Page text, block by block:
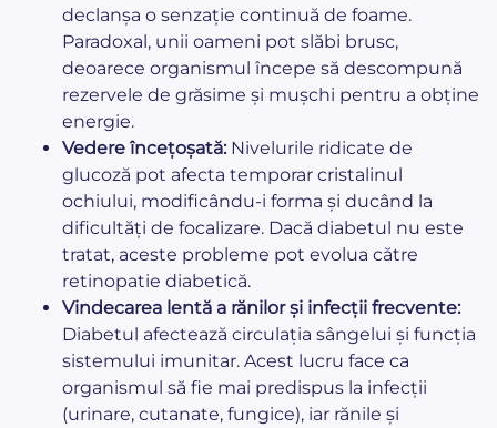
declanșa o senzație continuă de foame.
Paradoxal, unii oameni pot slăbi brusc,
deoarece organismul începe să descompună
rezervele de grăsime și mușchi pentru a obține
energie.
Vedere încețoșată:Nivelurile ridicate de
glucoză pot afecta temporar cristalinul
ochiului, modificându-i forma și ducând la
dificultăți de focalizare. Dacă diabetul nu este
tratat, aceste probleme pot evolua către
retinopatie diabetică.
Vindecarea lentă a rănilor și infecții frecvente:
Diabetul afectează circulația sângelui și funcția
sistemului imunitar. Acest lucru face ca
organismul să fie mai predispus la infecții
(urinare, cutanate, fungice), iar rănile și